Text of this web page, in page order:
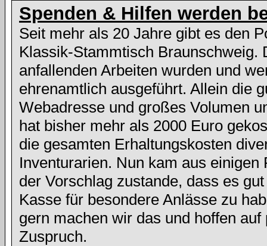
Spenden & Hilfen werden
Seit mehr als 20 Jahre gibt es den
Klassik-Stammtisch Braunschweig.
anfallenden Arbeiten wurden und
ehrenamtlich ausgeführt. Allein die
Webadresse und großes Volumen
hat bisher mehr als 2000 Euro
die gesamten Erhaltungskosten
Inventurarien. Nun kam aus einigen
der Vorschlag zustande, dass es
Kasse für besondere Anlässe zu
gern machen wir das und hoffen auf
Zuspruch.